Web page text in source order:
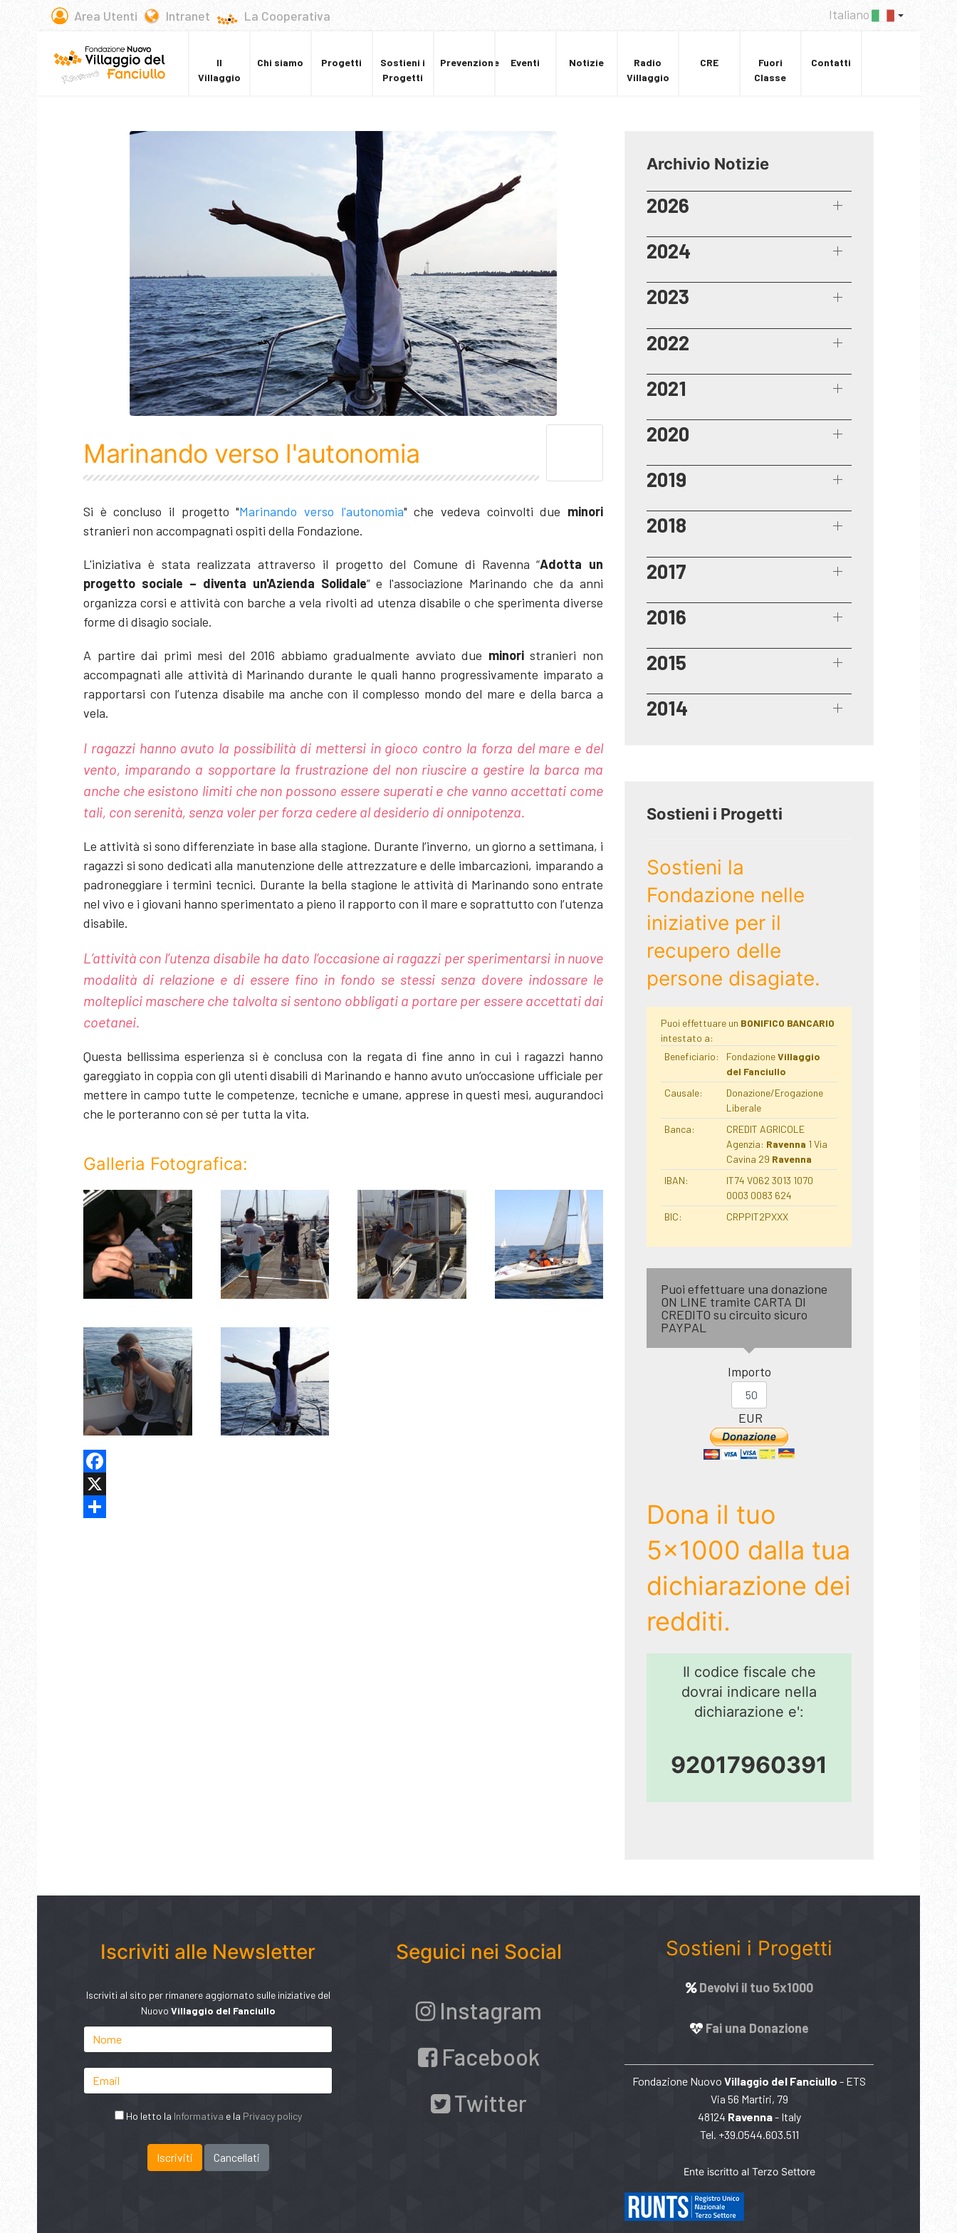
Area Utenti Intranet La Cooperativa Italiano
Il
Villaggio
Chi siamo Progetti
Sostieni i
Progetti
Prevenzione Eventi Notizie
Radio
Villaggio
CRE
Fuori
Classe
Contatti
Marinando verso l'autonomia
Si è concluso il progetto "Marinando verso l'autonomia" che vedeva coinvolti due minori
stranieri non accompagnati ospiti della Fondazione.
L'iniziativa è stata realizzata attraverso il progetto del Comune di Ravenna “Adotta un
progetto sociale – diventa un'Azienda Solidale” e l'associazione Marinando che da anni
organizza corsi e attività con barche a vela rivolti ad utenza disabile o che sperimenta diverse
forme di disagio sociale.
A partire dai primi mesi del 2016 abbiamo gradualmente avviato due minoristranieri non
accompagnati alle attività di Marinando durante le quali hanno progressivamente imparato a
rapportarsi con l’utenza disabile ma anche con il complesso mondo del mare e della barca a
vela.
I ragazzi hanno avuto la possibilità di mettersi in gioco contro la forza del mare e del
vento, imparando a sopportare la frustrazione del non riuscire a gestire la barca ma
anche che esistono limiti che non possono essere superati e che vanno accettati come
tali, con serenità, senza voler per forza cedere al desiderio di onnipotenza.
Le attività si sono differenziate in base alla stagione. Durante l’inverno, un giorno a settimana, i
ragazzi si sono dedicati alla manutenzione delle attrezzature e delle imbarcazioni, imparando a
padroneggiare i termini tecnici. Durante la bella stagione le attività di Marinando sono entrate
nel vivo e i giovani hanno sperimentato a pieno il rapporto con il mare e soprattutto con l’utenza
disabile.
L’attività con l’utenza disabile ha dato l’occasione ai ragazzi per sperimentarsi in nuove
modalità di relazione e di essere fino in fondo se stessi senza dovere indossare le
molteplici maschere che talvolta si sentono obbligati a portare per essere accettati dai
coetanei.
Questa bellissima esperienza si è conclusa con la regata di fine anno in cui i ragazzi hanno
gareggiato in coppia con gli utenti disabili di Marinando e hanno avuto un’occasione ufficiale per
mettere in campo tutte le competenze, tecniche e umane, apprese in questi mesi, augurandoci
che le porteranno con sé per tutta la vita.
Galleria Fotografica:
Facebook
X
Archivio Notizie
2026
2024
2023
2022
2021
2020
2019
2018
2017
2016
2015
2014
Sostieni i Progetti
Sostieni la
Fondazione nelle
iniziative per il
recupero delle
persone disagiate.
Puoi effettuare un BONIFICO BANCARIO
intestato a:
Beneficiario:
FondazioneVillaggio
del Fanciullo
Causale:
Donazione/Erogazione
Liberale
Banca:
CREDIT AGRICOLE
Agenzia: Ravenna 1 Via
Cavina 29 Ravenna
IBAN:
IT74 V062 3013 1070
0003 0083 624
BIC:
CRPPIT2PXXX
Puoi effettuare una donazione
ON LINE tramite CARTA DI
CREDITO su circuito sicuro
PAYPAL
Importo
EUR
Dona il tuo
5x1000 dalla tua
dichiarazione dei
redditi.
Il codice fiscale che
dovrai indicare nella
dichiarazione e':
92017960391
Iscriviti alle Newsletter
Iscriviti al sito per rimanere aggiornato sulle iniziative del
Nuovo Villaggio del Fanciullo
Ho letto la Informativa e la Privacy policy
Seguici nei Social
Instagram
Facebook
Twitter
Sostieni i Progetti
Devolvi il tuo 5x1000
Fai una Donazione
Fondazione Nuovo Villaggio del Fanciullo - ETS
Via 56 Martiri, 79
48124 Ravenna- Italy
Tel. +39.0544.603.511
Ente iscritto al Terzo Settore